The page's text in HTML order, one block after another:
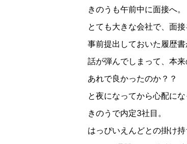
きのうも午前中に面接へ。
とても大きな会社で、面
事前提出しておいた履歴
話が弾んでしまって、本
あれで良かったのか？？
と夜になってから心配に
きのうで内定3社目。
はっぴいえんどとの掛け